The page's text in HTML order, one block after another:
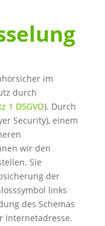
im
durch
1 DSGVO). Durch
Security), einem
wir den
Sie
der
links
des Schemas
Internetadresse.